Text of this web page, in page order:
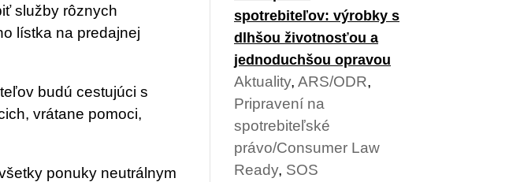
služby rôznych
lístka na predajnej
budú cestujúci s
vrátane pomoci,
ponuky neutrálnym
spotrebiteľov: výrobky s
dlhšou životnosťou a
jednoduchšou opravou
Aktuality, ARS/ODR,
Pripravení na
spotrebiteľské
právo/Consumer Law
Ready, SOS